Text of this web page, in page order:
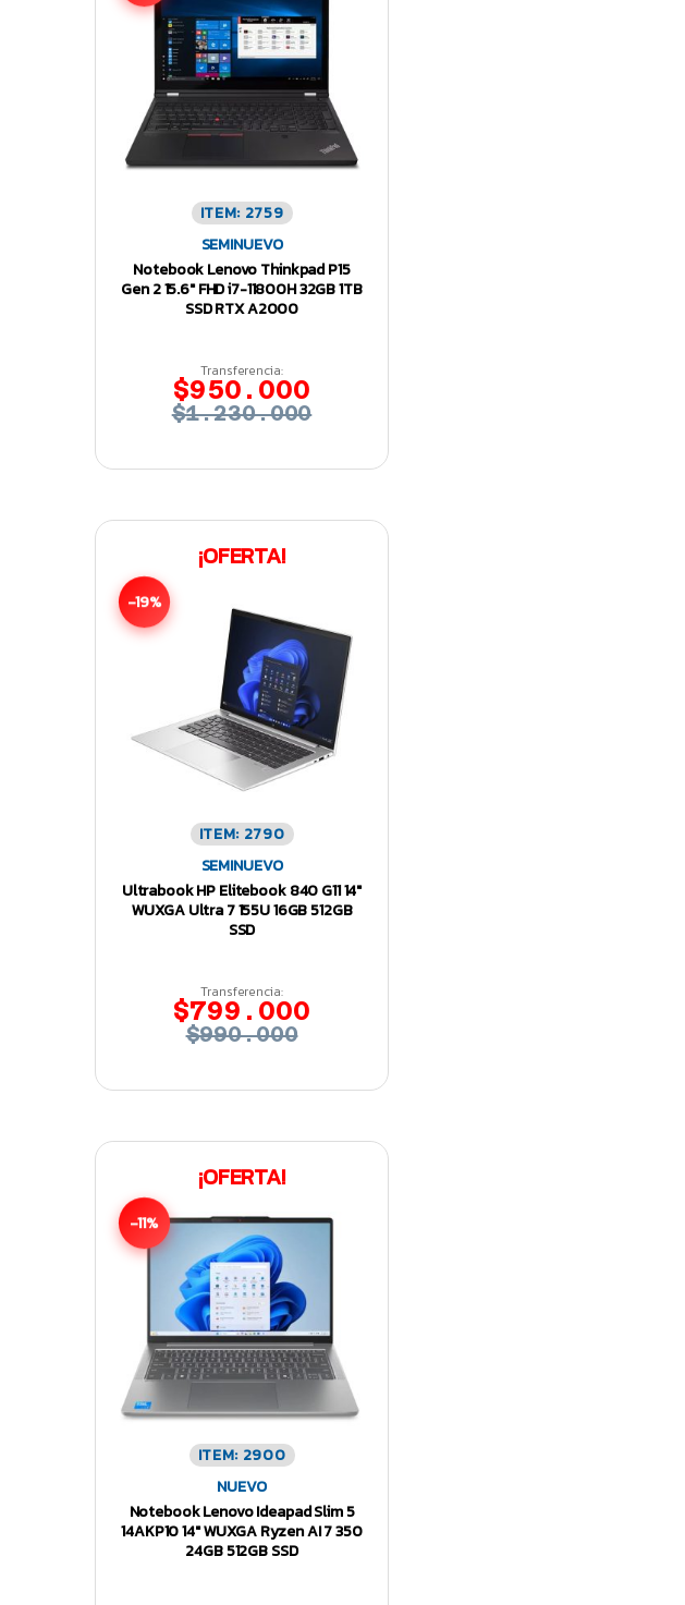
ITEM: 2759
SEMINUEVO
Notebook Lenovo Thinkpad P15
Gen 2 15.6″ FHD i7-11800H 32GB 1TB
SSD RTX A2000
Transferencia:
$950.000
$1.230.000
¡OFERTA!
-19%
ITEM: 2790
SEMINUEVO
Ultrabook HP Elitebook 840 G11 14″
WUXGA Ultra 7 155U 16GB 512GB
SSD
Transferencia:
$799.000
$990.000
¡OFERTA!
-11%
ITEM: 2900
NUEVO
Notebook Lenovo Ideapad Slim 5
14AKP10 14″ WUXGA Ryzen AI 7 350
24GB 512GB SSD